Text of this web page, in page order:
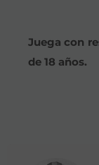
Juega con
de 18 años.